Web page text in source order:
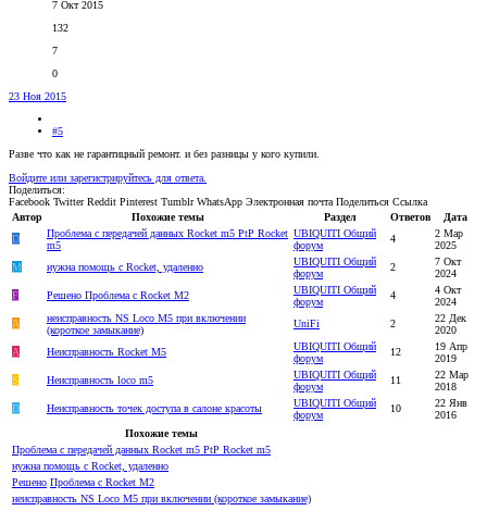
7 Окт 2015
132
7
0
23 Ноя 2015
#5
Разве что как не гарантицный ремонт. и без разницы у кого купили.
Войдите или зарегистрируйтесь для ответа.
Поделиться:
Facebook Twitter Reddit Pinterest Tumblr WhatsApp Электронная почта Поделиться Ссылка
Автор
Похожие темы Раздел Ответов
Дата
D
Проблема с передачей данных Rocket m5 PtP Rocket
m5
UBIQUITI Общий
форум
4
2 Мар
2025
M
нужна помощь с Rocket, удаленно
UBIQUITI Общий
форум
2
7 Окт
2024
F
Решено Проблема с Rocket M2
UBIQUITI Общий
форум
4
4 Окт
2024
A
неисправность NS Loco M5 при включении
(короткое замыкание)
UniFi 2
22 Дек
2020
A
Неисправность Rocket M5
UBIQUITI Общий
форум
12
19 Апр
2019
S
Неисправность loco m5
UBIQUITI Общий
форум
11
22 Мар
2018
D
Неисправность точек доступа в салоне красоты
UBIQUITI Общий
форум
10
22 Янв
2016
Похожие темы
Проблема с передачей данных Rocket m5 PtP Rocket m5
нужна помощь с Rocket, удаленно
Решено Проблема с Rocket M2
неисправность NS Loco M5 при включении (короткое замыкание)